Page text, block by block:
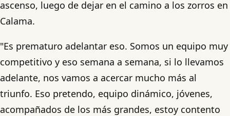
ascenso, luego de dejar en el camino a los zorros en
Calama.
"Es prematuro adelantar eso. Somos un equipo muy
competitivo y eso semana a semana, si lo llevamos
adelante, nos vamos a acercar mucho más al
triunfo. Eso pretendo, equipo dinámico, jóvenes,
acompañados de los más grandes, estoy contento